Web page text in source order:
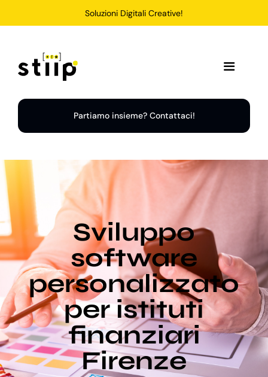
Soluzioni Digitali Creative!
Toggle
Home
Soluzioni
Chi Siamo
Portfolio
Blog
Supporto
Partiamo insieme? Contattaci!
Sviluppo
software
personalizzato
per istituti
finanziari
Firenze